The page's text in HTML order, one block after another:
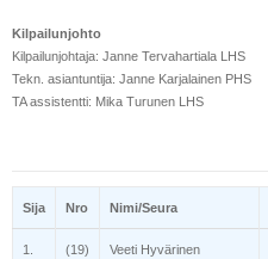
Kilpailunjohto
Kilpailunjohtaja: Janne Tervahartiala LHS
Tekn. asiantuntija: Janne Karjalainen PHS
TA assistentti: Mika Turunen LHS
Sija Nro Nimi/Seura
1. (19) Veeti Hyvärinen